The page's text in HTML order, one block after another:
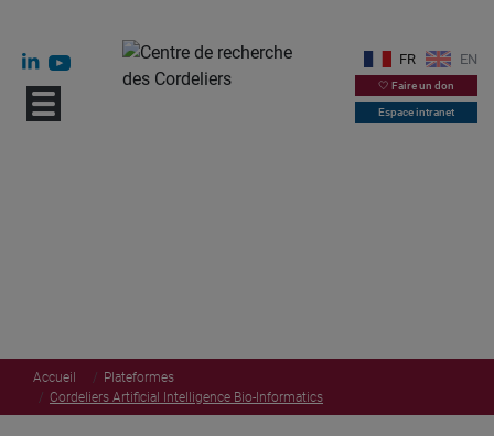
FR EN
🤍 Faire un don
Espace intranet
Accueil
Plateformes
Cordeliers Artificial Intelligence Bio-Informatics